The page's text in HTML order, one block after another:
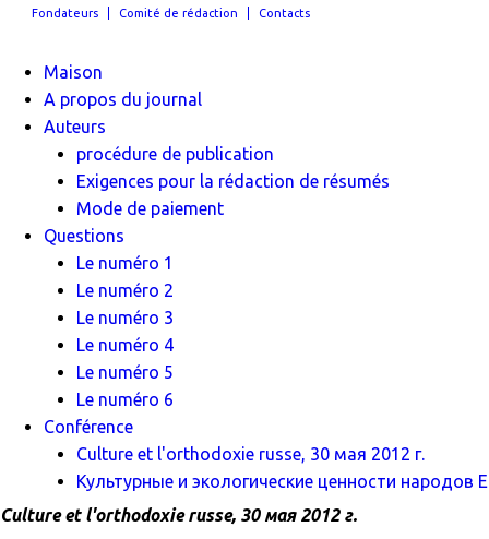
Fondateurs Comité de rédaction Contacts
Maison
A propos du journal
Auteurs
procédure de publication
Exigences pour la rédaction de résumés
Mode de paiement
Questions
Le numéro 1
Le numéro 2
Le numéro 3
Le numéro 4
Le numéro 5
Le numéro 6
Conférence
Culture et l'orthodoxie russe, 30 мая 2012 г.
Культурные и экологические ценности народов
Culture et l'orthodoxie russe, 30 мая 2012 г.